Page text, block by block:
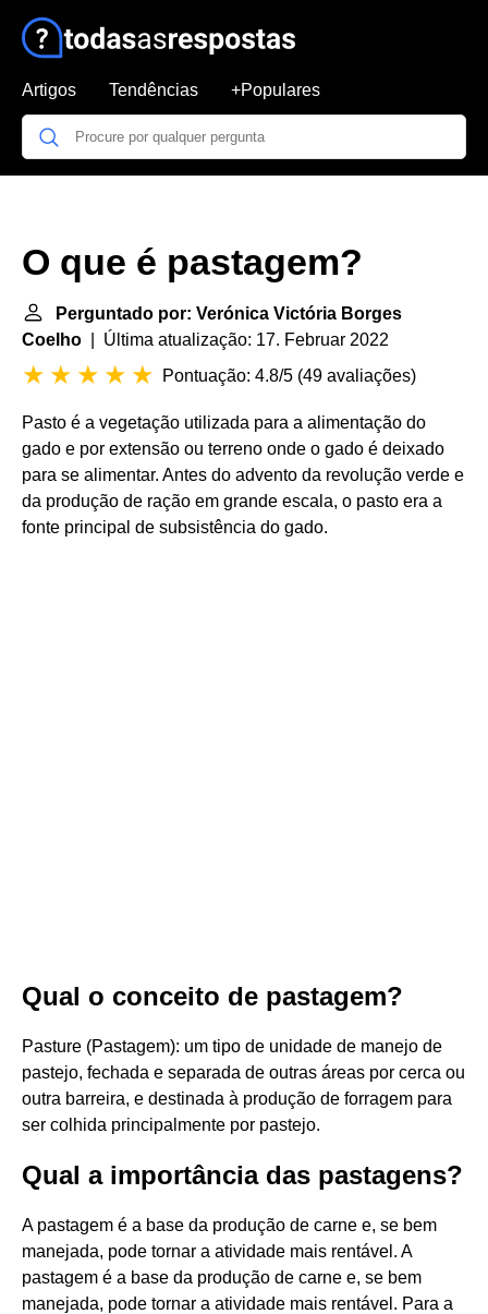
Artigos Tendências +Populares
O que é pastagem?
Perguntado por: Verónica Victória Borges
Coelho | Última atualização: 17. Februar 2022
Pontuação: 4.8/5 (49 avaliações)
Pasto é a vegetação utilizada para a alimentação do
gado e por extensão ou terreno onde o gado é deixado
para se alimentar. Antes do advento da revolução verde e
da produção de ração em grande escala, o pasto era a
fonte principal de subsistência do gado.
Qual o conceito de pastagem?
Pasture (Pastagem): um tipo de unidade de manejo de
pastejo, fechada e separada de outras áreas por cerca ou
outra barreira, e destinada à produção de forragem para
ser colhida principalmente por pastejo.
Qual a importância das pastagens?
A pastagem é a base da produção de carne e, se bem
manejada, pode tornar a atividade mais rentável. A
pastagem é a base da produção de carne e, se bem
manejada, pode tornar a atividade mais rentável. Para a